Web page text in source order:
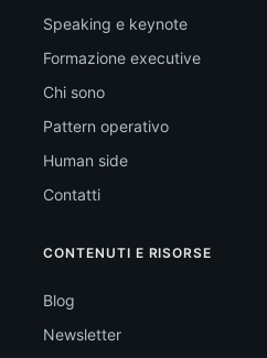
Speaking e keynote
Formazione executive
Chi sono
Pattern operativo
Human side
Contatti
CONTENUTI E RISORSE
Blog
Newsletter